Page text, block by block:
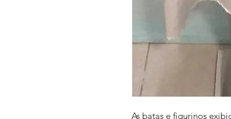
As batas e figurinos